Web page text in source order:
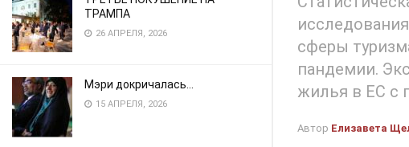
ТРАМПА
26 АПРЕЛЯ, 2026
Мэри докричалась…
15 АПРЕЛЯ, 2026
сферы
пандемии.
жилья в ЕС с
Автор Елизавета